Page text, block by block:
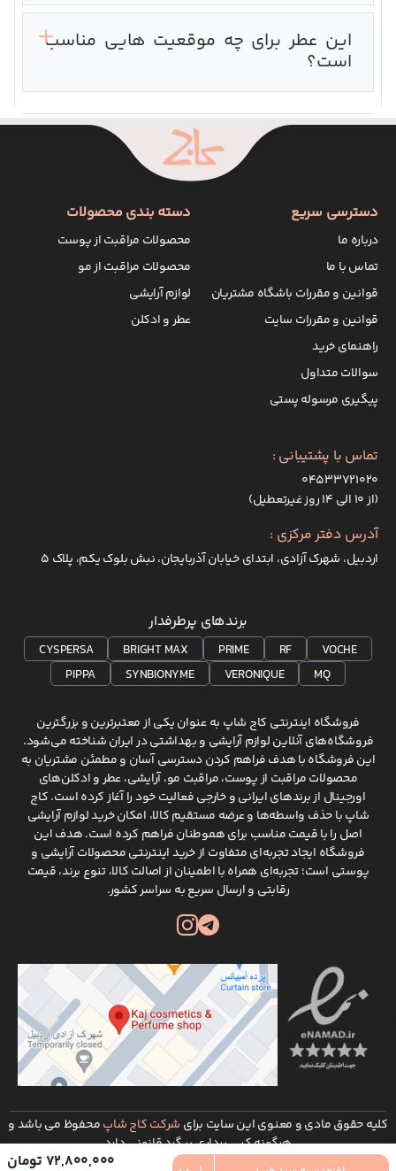
این عطر برای چه موقعیت هایی مناسب
است؟
72,800,000 تومان
دسترسی سریع
درباره ما
تماس با ما
قوانین و مقررات باشگاه مشتریان
قوانین و مقررات سایت
راهنمای خرید
سوالات متداول
پیگیری مرسوله پستی
دسته بندی محصولات
محصولات مراقبت از پوست
محصولات مراقبت از مو
لوازم آرایشی
عطر و ادکلن
تماس با پشتیبانی :
۰۴۵۳۳۷۲۱۰۲۰
(از ۱۰ الی ۱۴ روز غیرتعطیل)
آدرس دفتر مرکزی :
اردبیل، شهرک آزادی، ابتدای خیابان آذربایجان، نبش بلوک یکم، پلاک 5
برندهای پرطرفدار
VOCHE
RF
PRIME
BRIGHT MAX
CYSPERSA
MQ
VERONIQUE
SYNBIONYME
PIPPA
فروشگاه اینترنتی کاج شاپ به عنوان یکی از معتبرترین و بزرگترین
فروشگاه‌های آنلاین لوازم آرایشی و بهداشتی در ایران شناخته می‌شود.
این فروشگاه با هدف فراهم کردن دسترسی آسان و مطمئن مشتریان به
محصولات مراقبت از پوست، مراقبت مو، آرایشی، عطر و ادکلن‌های
اورجینال از برندهای ایرانی و خارجی فعالیت خود را آغاز کرده است. کاج
شاپ با حذف واسطه‌ها و عرضه مستقیم کالا، امکان خرید لوازم آرایشی
اصل را با قیمت مناسب برای هموطنان فراهم کرده است. هدف این
فروشگاه ایجاد تجربه‌ای متفاوت از خرید اینترنتی محصولات آرایشی و
پوستی است؛ تجربه‌ای همراه با اطمینان از اصالت کالا، تنوع برند، قیمت
رقابتی و ارسال سریع به سراسر کشور.
کلیه حقوق مادی و معنوی این سایت برای شرکت کاج شاپمحفوظ می باشد و
هرگونه کپی برداری پیگرد قانونی دارد